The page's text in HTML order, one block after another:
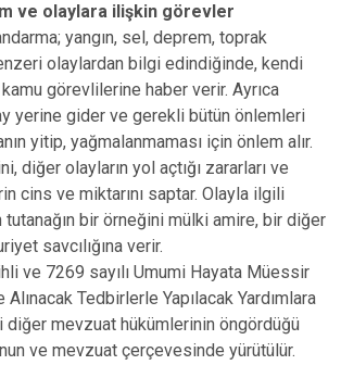
ve olaylara ilişkin görevler
yangın, sel, deprem, toprak
olaylardan bilgi edindiğinde, kendi
görevlilerine haber verir. Ayrıca
yerine gider ve gerekli bütün önlemleri
yitip, yağmalanmaması için önlem alır.
diğer olayların yol açtığı zararları ve
cins ve miktarını saptar. Olayla ilgili
bir örneğini mülki amire, bir diğer
savcılığına verir.
ve 7269 sayılı Umumi Hayata Müessir
Tedbirlerle Yapılacak Yardımlara
diğer mevzuat hükümlerinin öngördüğü
ve mevzuat çerçevesinde yürütülür.